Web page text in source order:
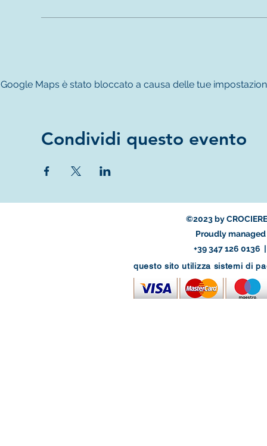
Google Maps è stato bloccato a causa delle tue
Condividi questo evento
©2023 by
Proudly
+39 347 126 0136
questo sito utilizza sistemi di